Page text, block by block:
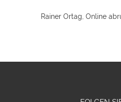
Rainer Ortag, Online